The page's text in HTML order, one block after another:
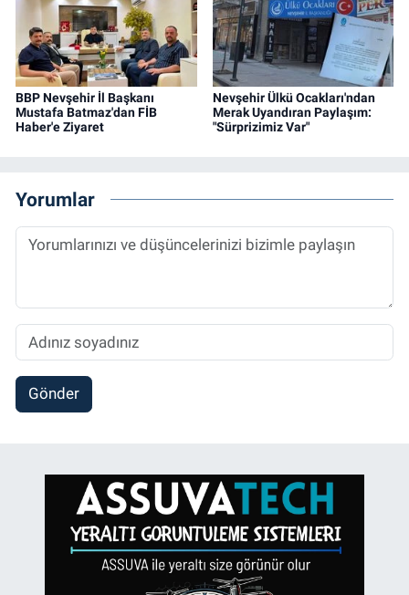
BBP Nevşehir İl Başkanı
Mustafa Batmaz'dan FİB
Haber'e Ziyaret
Nevşehir Ülkü Ocakları'ndan
Merak Uyandıran Paylaşım:
"Sürprizimiz Var"
Yorumlar
Gönder